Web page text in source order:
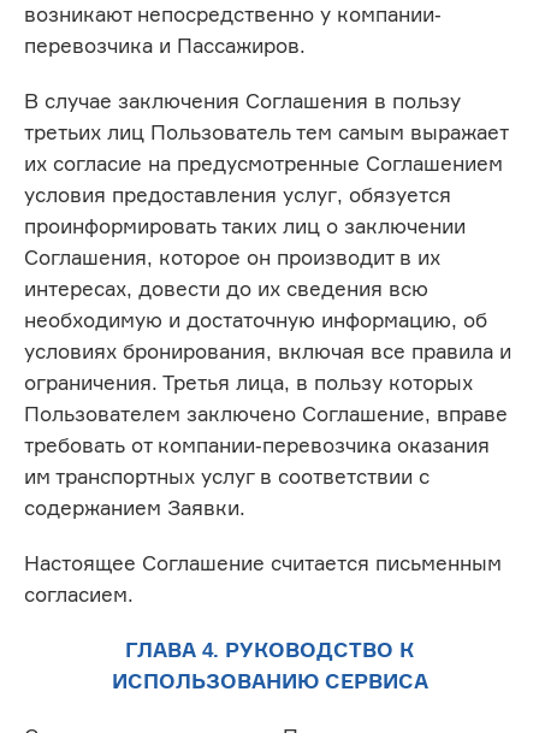
возникают непосредственно у компании-
перевозчика и Пассажиров.
В случае заключения Соглашения в пользу
третьих лиц Пользователь тем самым выражает
их согласие на предусмотренные Соглашением
условия предоставления услуг, обязуется
проинформировать таких лиц о заключении
Соглашения, которое он производит в их
интересах, довести до их сведения всю
необходимую и достаточную информацию, об
условиях бронирования, включая все правила и
ограничения. Третья лица, в пользу которых
Пользователем заключено Соглашение, вправе
требовать от компании-перевозчика оказания
им транспортных услуг в соответствии с
содержанием Заявки.
Настоящее Соглашение считается письменным
согласием.
ГЛАВА 4. РУКОВОДСТВО К
ИСПОЛЬЗОВАНИЮ СЕРВИСА